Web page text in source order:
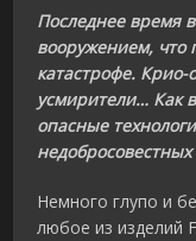
Последнее время
вооружением, что
катастрофе.
усмирители… Как
опасные
Немного глупо и
любое из изделий